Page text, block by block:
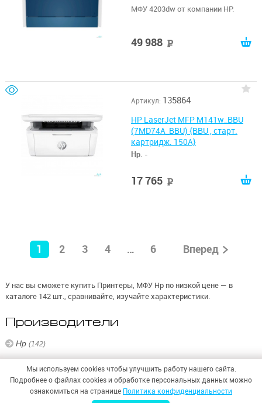
МФУ 4203dw от компании HP.
49 988
Артикул: 135864
HP LaserJet MFP M141w_BBU
(7MD74A_BBU) {BBU , старт.
картридж. 150A}
Hp. -
17 765
1 2 3 4 … 6 Вперед
У нас вы сможете купить Принтеры, МФУ Hp по низкой цене — в
каталоге 142 шт., сравнивайте, изучайте характеристики.
Производители
Hp (142)
Мы используем cookies чтобы улучшить работу нашего сайта.
Подробнее о файлах cookies и обработке персональных данных можно
ознакомиться на странице Политика конфиденциальности